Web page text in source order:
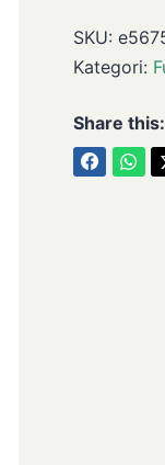
SKU:
Kategori:
Share this: